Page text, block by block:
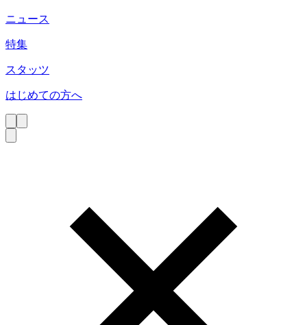
ニュース
特集
スタッツ
はじめての方へ